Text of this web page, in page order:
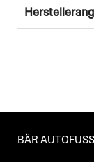
BÄR